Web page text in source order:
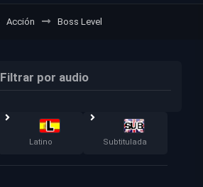
Acción Boss Level
Filtrar por audio
Latino Subtitulada